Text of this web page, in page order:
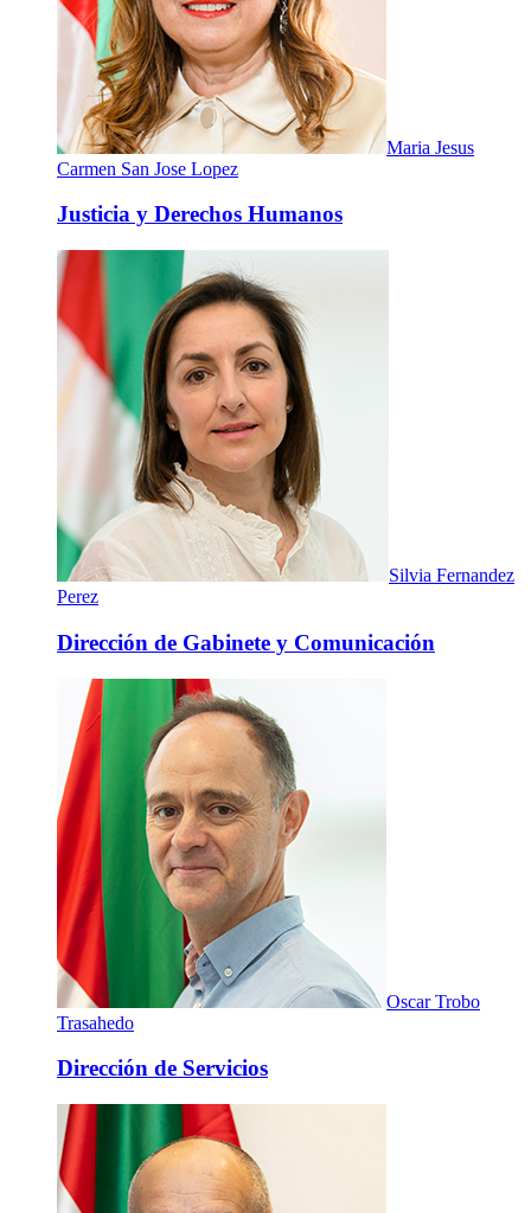
Maria Jesus
Carmen San Jose Lopez
Justicia y Derechos Humanos
Silvia Fernandez
Perez
Dirección de Gabinete y Comunicación
Oscar Trobo
Trasahedo
Dirección de Servicios